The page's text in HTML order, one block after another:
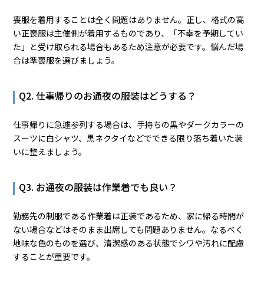
喪服を着用することは全く問題はありません。正し、格式の高
い正喪服は主催側が着用するものであり、「不幸を予期してい
た」と受け取られる場合もあるため注意が必要です。悩んだ場
合は準喪服を選びましょう。
Q2. 仕事帰りのお通夜の服装はどうする？
仕事帰りに急遽参列する場合は、手持ちの黒やダークカラーの
スーツに白シャツ、黒ネクタイなどでできる限り落ち着いた装
いに整えましょう。
Q3. お通夜の服装は作業着でも良い？
勤務先の制服である作業着は正装であるため、家に帰る時間が
ない場合などはそのまま出席しても問題ありません。なるべく
地味な色のものを選び、清潔感のある状態でシワや汚れに配慮
することが重要です。